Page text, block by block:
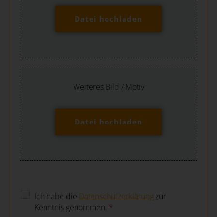
Datei hochladen
Weiteres Bild / Motiv
Datei hochladen
Ich habe die Datenschutzerklärung zur
Kenntnis genommen. *